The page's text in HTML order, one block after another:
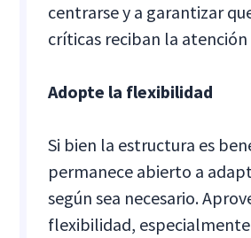
centrarse y a garantizar
críticas reciban la
Adopte la flexibilidad
Si bien la estructura es
permanece abierto a
según sea necesario.
flexibilidad,